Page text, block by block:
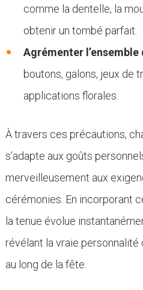
comme la dentelle, la
obtenir un tombé parfait.
Agrémenter
boutons, galons, jeux de
applications florales.
À travers ces précautions,
s’adapte aux goûts
merveilleusement aux
cérémonies. En incorporant
la tenue évolue
révélant la vraie
au long de la fête.